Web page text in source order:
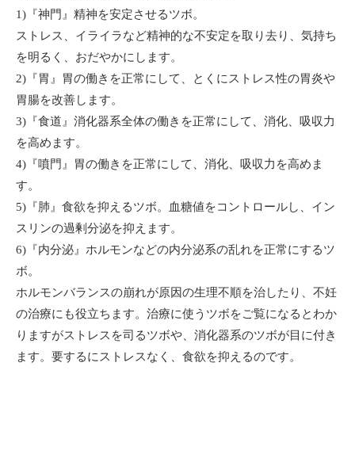
1)『神門』精神を安定させるツボ。
ストレス、イライラなど精神的な不安定を取り去り、気持ち
を明るく、おだやかにします。
2)『胃』胃の働きを正常にして、とくにストレス性の胃炎や
胃腸を改善します。
3)『食道』消化器系全体の働きを正常にして、消化、吸収力
を高めます。
4)『噴門』胃の働きを正常にして、消化、吸収力を高めま
す。
5)『肺』食欲を抑えるツボ。血糖値をコントロールし、イン
スリンの過剰分泌を抑えます。
6)『内分泌』ホルモンなどの内分泌系の乱れを正常にするツ
ボ。
ホルモンバランスの崩れが原因の生理不順を治したり、不妊
の治療にも役立ちます。治療に使うツボをご覧になるとわか
りますがストレスを司るツボや、消化器系のツボが目に付き
ます。要するにストレスなく、食欲を抑えるのです。